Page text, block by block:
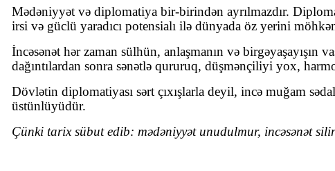
Mədəniyyət və diplomatiya bir-birindən ayrılmazdır.
irsi və güclü yaradıcı potensialı ilə dünyada öz yerini
İncəsənət hər zaman sülhün, anlaşmanın və
dağıntılardan sonra sənətlə qururuq, düşmənçiliyi yox,
Dövlətin diplomatiyası sərt çıxışlarla deyil, incə muğam
üstünlüyüdür.
Çünki tarix sübut edib: mədəniyyət unudulmur, incəsənət